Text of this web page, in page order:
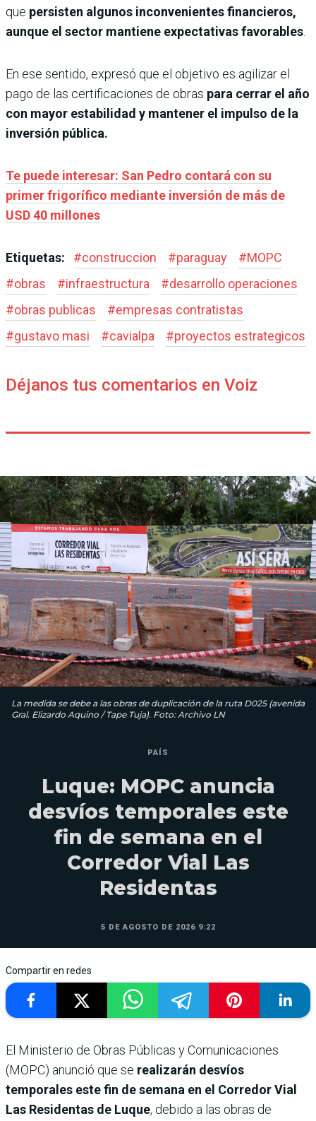
que persisten algunos inconvenientes financieros,
aunque el sector mantiene expectativas favorables
En ese sentido, expresó que el objetivo es agilizar el
pago de las certificaciones de obras para cerrar el año
con mayor estabilidad y mantener el impulso de la
inversión pública.
Te puede interesar: San Pedro contará con su
primer frigorífico mediante inversión de más de
USD 40 millones
Etiquetas: #construccion #paraguay #MOPC
#obras #infraestructura #desarrollo operaciones
#obras publicas #empresas contratistas
#gustavo masi #cavialpa #proyectos estrategicos
Déjanos tus comentarios en Voiz
La medida se debe a las obras de duplicación de la ruta D025 (avenida
Gral. Elizardo Aquino / Tape Tuja). Foto: Archivo LN
PAÍS
Luque: MOPC anuncia
desvíos temporales este
fin de semana en el
Corredor Vial Las
Residentas
5 DE AGOSTO DE 2026 9:22
Compartir en redes
El Ministerio de Obras Públicas y Comunicaciones
(MOPC) anunció que se realizarán desvíos
temporales este fin de semana en el Corredor Vial
Las Residentas de Luque, debido a las obras de